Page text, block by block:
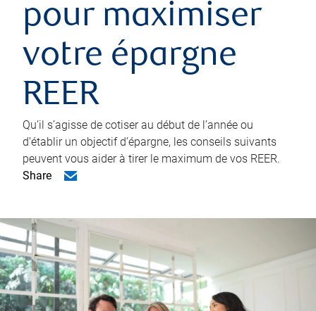
pour maximiser
votre épargne
REER
Qu’il s’agisse de cotiser au début de l’année ou
d’établir un objectif d’épargne, les conseils suivants
peuvent vous aider à tirer le maximum de vos REER.
Share